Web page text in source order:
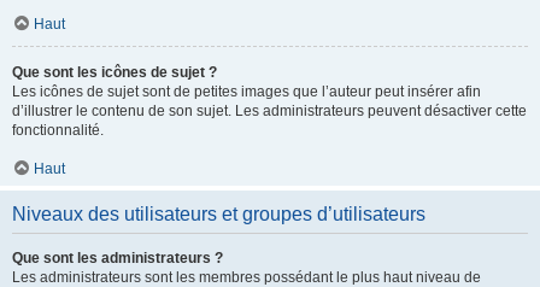
Haut
Que sont les icônes de sujet ?
Les icônes de sujet sont de petites images que l’auteur peut insérer afin
d’illustrer le contenu de son sujet. Les administrateurs peuvent désactiver cette
fonctionnalité.
Haut
Niveaux des utilisateurs et groupes d’utilisateurs
Que sont les administrateurs ?
Les administrateurs sont les membres possédant le plus haut niveau de